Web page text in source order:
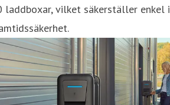
laddboxar, vilket säkerställer enkel